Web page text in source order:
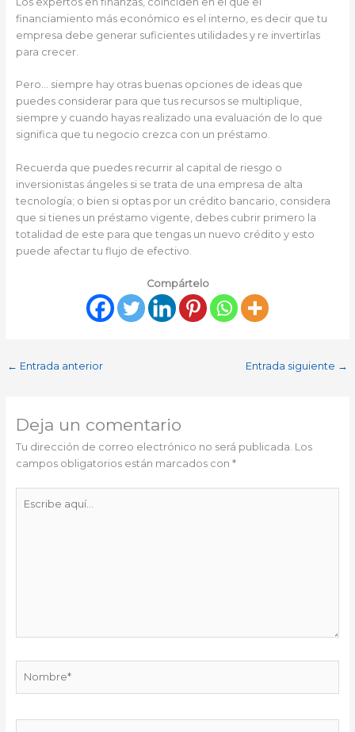
financiamiento más económico es el interno, es decir que tu
empresa debe generar suficientes utilidades y re invertirlas
para crecer.
Pero… siempre hay otras buenas opciones de ideas que
puedes considerar para que tus recursos se multiplique,
siempre y cuando hayas realizado una evaluación de lo que
significa que tu negocio crezca con un préstamo.
Recuerda que puedes recurrir al capital de riesgo o
inversionistas ángeles si se trata de una empresa de alta
tecnología; o bien si optas por un crédito bancario, considera
que si tienes un préstamo vigente, debes cubrir primero la
totalidad de este para que tengas un nuevo crédito y esto
puede afectar tu flujo de efectivo.
Compártelo
← Entrada anterior Entrada siguiente →
Deja un comentario
Tu dirección de correo electrónico no será publicada. Los
campos obligatorios están marcados con *
aquí...